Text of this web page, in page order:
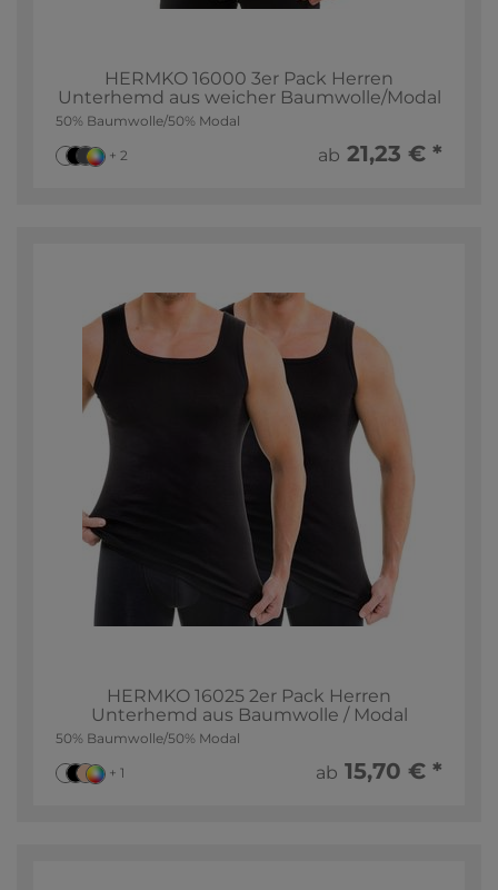
HERMKO 16000 3er Pack Herren
Unterhemd aus weicher Baumwolle/Modal
50% Baumwolle/50% Modal
+ 2 ab 21,23 € *
HERMKO 16025 2er Pack Herren
Unterhemd aus Baumwolle / Modal
50% Baumwolle/50% Modal
+ 1 ab 15,70 € *